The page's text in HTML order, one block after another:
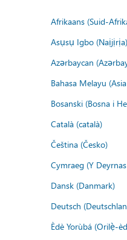
Afrikaans (Suid-
Asụsụ Igbo (Naịjịrịa)
Azərbaycan
Bahasa Melayu
Bosanski (Bosna i
Català (català)
Čeština (Česko)
Cymraeg (Y
Dansk (Danmark)
Deutsch
Èdè Yorùbá (Orilẹ̀-